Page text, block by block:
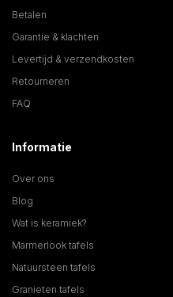
Betalen
Garantie & klachten
Levertijd & verzendkosten
Retourneren
FAQ
Informatie
Over ons
Blog
Wat is keramiek?
Marmerlook tafels
Natuursteen tafels
Granieten tafels